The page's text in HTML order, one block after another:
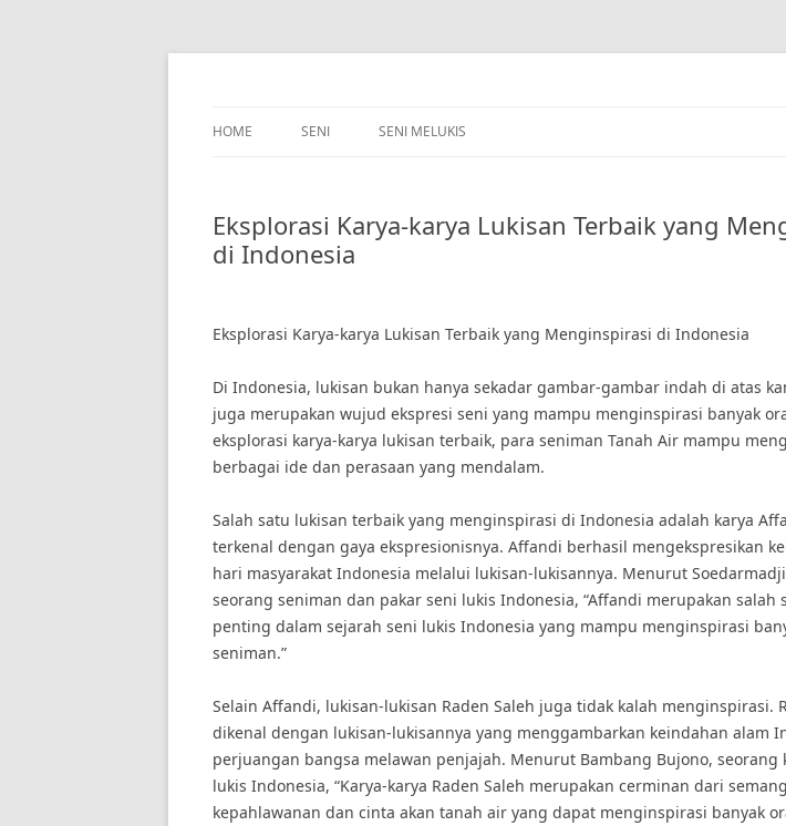
Skip
HOME SENI SENI MELUKIS
Eksplorasi Karya-karya Lukisan Terbaik yang
di Indonesia
Eksplorasi Karya-karya Lukisan Terbaik yang Menginspirasi di Indonesia
Di Indonesia, lukisan bukan hanya sekadar gambar-gambar indah di atas
juga merupakan wujud ekspresi seni yang mampu menginspirasi banyak
eksplorasi karya-karya lukisan terbaik, para seniman Tanah Air mampu
berbagai ide dan perasaan yang mendalam.
Salah satu lukisan terbaik yang menginspirasi di Indonesia adalah karya
terkenal dengan gaya ekspresionisnya. Affandi berhasil mengekspresikan
hari masyarakat Indonesia melalui lukisan-lukisannya. Menurut Soedarmadji
seorang seniman dan pakar seni lukis Indonesia, “Affandi merupakan salah
penting dalam sejarah seni lukis Indonesia yang mampu menginspirasi
seniman.”
Selain Affandi, lukisan-lukisan Raden Saleh juga tidak kalah menginspirasi.
dikenal dengan lukisan-lukisannya yang menggambarkan keindahan alam
perjuangan bangsa melawan penjajah. Menurut Bambang Bujono, seorang
lukis Indonesia, “Karya-karya Raden Saleh merupakan cerminan dari
kepahlawanan dan cinta akan tanah air yang dapat menginspirasi banyak